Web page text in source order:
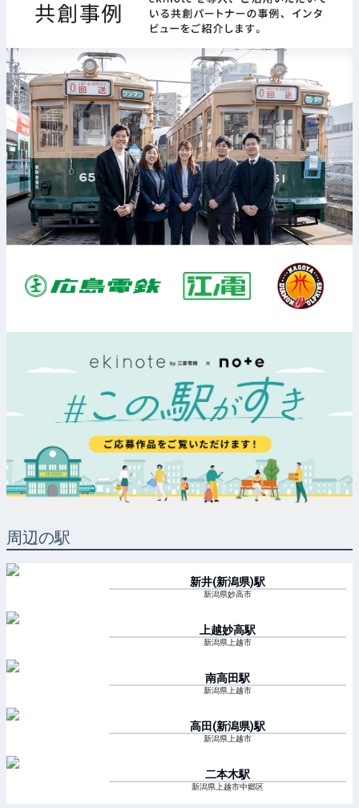
周辺の駅
新井(新潟県)駅
新潟県妙高市
上越妙高駅
新潟県上越市
南高田駅
新潟県上越市
高田(新潟県)駅
新潟県上越市
二本木駅
新潟県上越市中郷区